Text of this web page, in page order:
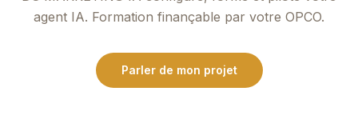
agent IA. Formation finançable par votre OPCO.
Parler de mon projet